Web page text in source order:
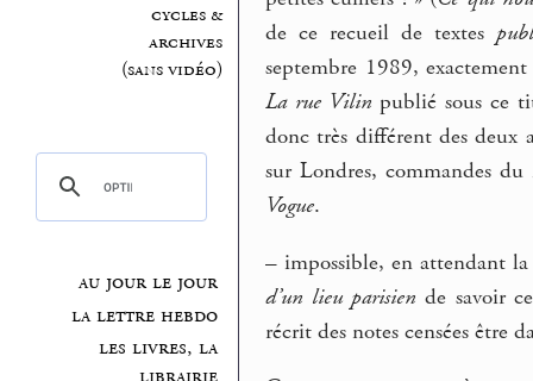
cycles &
archives
(sans vidéo)
au jour le jour
la lettre hebdo
les livres, la
de ce recueil de textes
septembre 1989,
La rue Vilin publié sous ce
donc très différent des deux
sur Londres, commandes
Vogue.
– impossible, en attendant
d’un lieu parisien de savoir
récrit des notes censées être